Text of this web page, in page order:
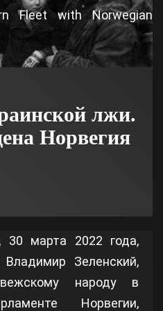
Fleet with Norwegian
лжи.
Норвегия
30 марта 2022 года,
Зеленский,
народу в
Норвегии,